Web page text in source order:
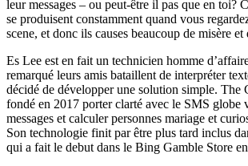
leur messages – ou peut-être il pas que en toi?
se produisent constamment quand vous
scene, et donc ils causes beaucoup de misère et
Es Lee est en fait un technicien homme
remarqué leurs amis bataillent de interpréter
décidé de développer une solution simple. The
fondé en 2017 porter clarté avec le SMS globe
messages et calculer personnes mariage et
Son technologie finit par être plus tard inclus
qui a fait le debut dans le Bing Gamble Store